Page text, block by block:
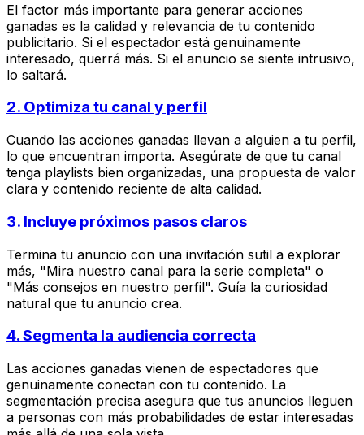
El factor más importante para generar acciones
ganadas es la calidad y relevancia de tu contenido
publicitario. Si el espectador está genuinamente
interesado, querrá más. Si el anuncio se siente intrusivo,
lo saltará.
2. Optimiza tu canal y perfil
Cuando las acciones ganadas llevan a alguien a tu perfil,
lo que encuentran importa. Asegúrate de que tu canal
tenga playlists bien organizadas, una propuesta de valor
clara y contenido reciente de alta calidad.
3. Incluye próximos pasos claros
Termina tu anuncio con una invitación sutil a explorar
más, "Mira nuestro canal para la serie completa" o
"Más consejos en nuestro perfil". Guía la curiosidad
natural que tu anuncio crea.
4. Segmenta la audiencia correcta
Las acciones ganadas vienen de espectadores que
genuinamente conectan con tu contenido. La
segmentación precisa asegura que tus anuncios lleguen
a personas con más probabilidades de estar interesadas